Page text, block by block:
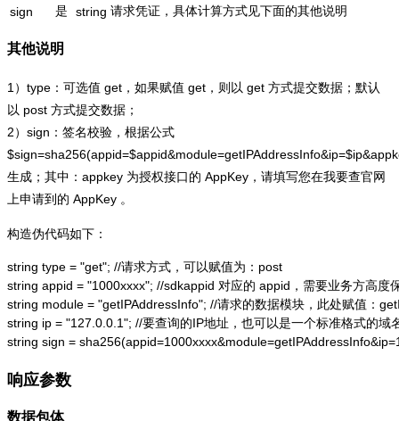
sign
是 string 请求凭证，具体计算方式见下面的其他说明
其他说明
1）type：可选值 get，如果赋值 get，则以 get 方式提交数据；默认
以 post 方式提交数据；
2）sign：签名校验，根据公式
生成；其中：appkey 为授权接口的 AppKey，请填写您在我要查官网
上申请到的 AppKey 。
构造伪代码如下：
string type = "get"; //请求方式，可以赋值为：post
string appid = "1000xxxx"; //sdkappid 对应的 appid，需要业务方高度
string module = "getIPAddressInfo"; //请求的数据模块，此处赋值：
string ip = "127.0.0.1"; //要查询的IP地址，也可以是一个标准格式的域
string sign =
响应参数
数据包体